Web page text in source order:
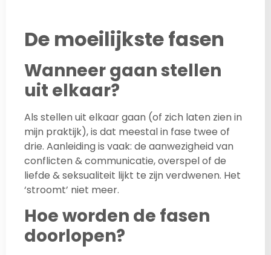
De moeilijkste fasen
Wanneer gaan stellen
uit elkaar?
Als stellen uit elkaar gaan (of zich laten zien in
mijn praktijk), is dat meestal in fase twee of
drie. Aanleiding is vaak: de aanwezigheid van
conflicten & communicatie, overspel of de
liefde & seksualiteit lijkt te zijn verdwenen. Het
‘stroomt’ niet meer.
Hoe worden de fasen
doorlopen?